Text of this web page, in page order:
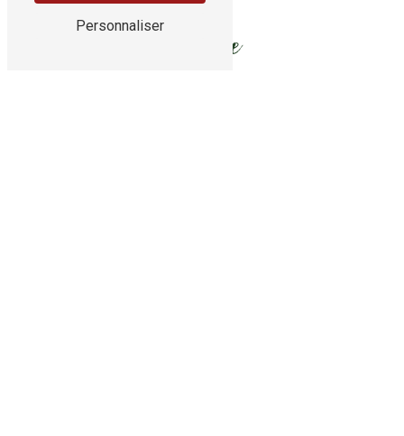
Adresse
Personnaliser